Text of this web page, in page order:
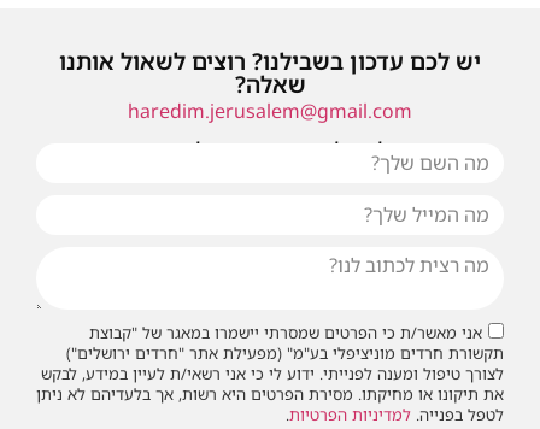
יש לכם עדכון בשבילנו? רוצים לשאול אותנו
שאלה?
haredim.jerusalem@gmail.com
או שילחו אלינו פנייה ונחזור אליכם בהקדם
אני מאשר/ת כי הפרטים שמסרתי יישמרו במאגר של "קבוצת
תקשורת חרדים מוניציפלי בע"מ" (מפעילת אתר "חרדים ירושלים")
לצורך טיפול ומענה לפנייתי. ידוע לי כי אני רשאי/ת לעיין במידע, לבקש
את תיקונו או מחיקתו. מסירת הפרטים היא רשות, אך בלעדיהם לא ניתן
לטפל בפנייה. למדיניות הפרטיות.